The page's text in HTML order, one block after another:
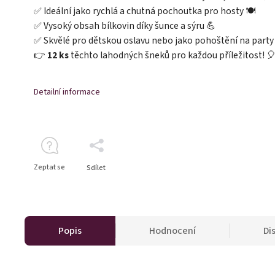
✅ Ideální jako rychlá a chutná pochoutka pro hosty 🍽️
✅ Vysoký obsah bílkovin díky šunce a sýru 💪
✅ Skvělé pro dětskou oslavu nebo jako pohoštění na party
👉 12 kstěchto lahodných šneků pro každou příležitost! 🎈
Detailní informace
Zeptat se Sdílet
Popis Hodnocení